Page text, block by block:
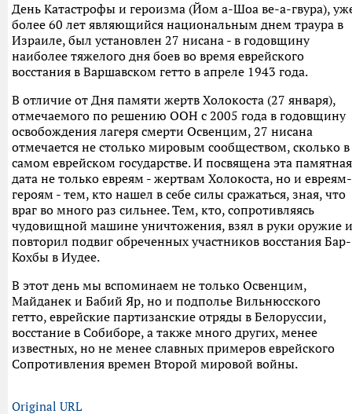
День Катастрофы и героизма (Йом а-Шоа ве-а-гвура),
более 60 лет являющийся национальным днем траура в
Израиле, был установлен 27 нисана - в годовщину
наиболее тяжелого дня боев во время еврейского
восстания в Варшавском гетто в апреле 1943 года.
В отличие от Дня памяти жертв Холокоста (27 января),
отмечаемого по решению ООН с 2005 года в годовщину
освобождения лагеря смерти Освенцим, 27 нисана
отмечается не столько мировым сообществом, сколько в
самом еврейском государстве. И посвящена эта памятная
дата не только евреям - жертвам Холокоста, но и евреям-
героям - тем, кто нашел в себе силы сражаться, зная, что
враг во много раз сильнее. Тем, кто, сопротивляясь
чудовищной машине уничтожения, взял в руки оружие и
повторил подвиг обреченных участников восстания Бар-
Кохбы в Иудее.
В этот день мы вспоминаем не только Освенцим,
Майданек и Бабий Яр, но и подполье Вильнюсского
гетто, еврейские партизанские отряды в Белоруссии,
восстание в Собиборе, а также много других, менее
известных, но не менее славных примеров еврейского
Сопротивления времен Второй мировой войны.
Original URL